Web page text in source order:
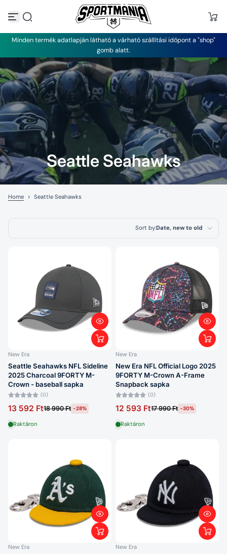
k
p
o
n
t
n
t
Minden termék adatlapján látható a várható szállítási időpont a "shop"
gomb alatt.
Seattle Seahawks
Home > Seattle Seahawks
Sort by:Date, new to old
Most relevant
Best selling
Alphabetically, A-Z
Alphabetically, Z-A
Price, low to high
Price, high to low
Date, old to new
New Era
Seattle Seahawks NFL Sideline
2025 Charcoal 9FORTY M-
Crown - baseball sapka
(0)
13 592 Ft18 990 Ft -28%
Raktáron
New Era
New Era NFL Official Logo 2025
9FORTY M-Crown A-Frame
Snapback sapka
(0)
12 593 Ft17 990 Ft -30%
Raktáron
New Era New Era